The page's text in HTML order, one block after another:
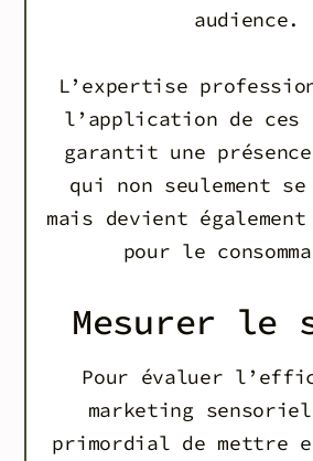
audience.
L’expertise
l’application de ces
garantit une présence
qui non seulement
mais devient
pour le
Mesurer le
Pour évaluer
marketing
primordial de mettre